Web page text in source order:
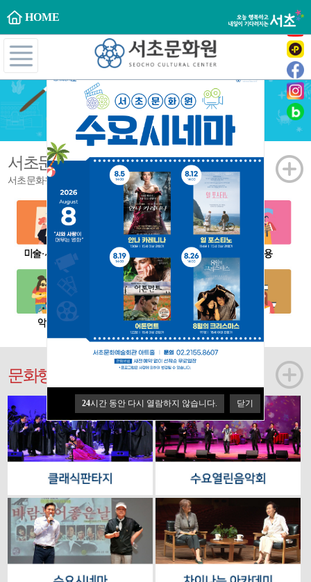
24시간 동안 다시 열람하지 않습니다. 닫기
24시간 동안 다시 열람하지 않습니다. 닫기
HOME
서초문화대학문화강좌
서초문화원의 다양한 강좌들을 만나보세요
문화행사